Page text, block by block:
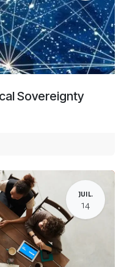
Sovereignty
JUIL.
14